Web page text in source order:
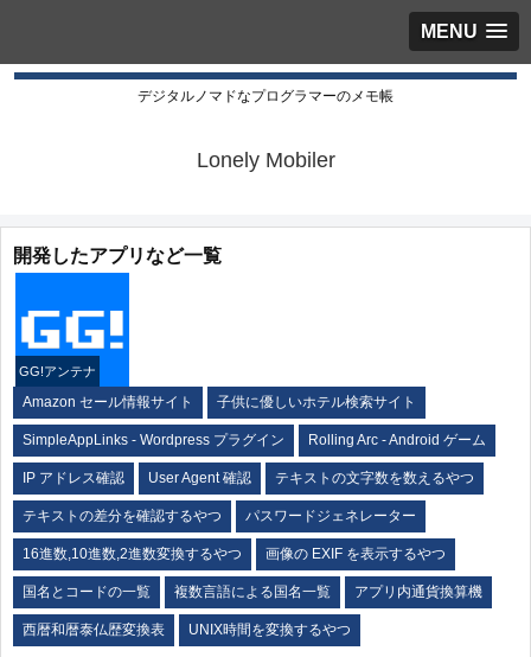
MENU
デジタルノマドなプログラマーのメモ帳
Lonely Mobiler
開発したアプリなど一覧
GG!アンテナ
Amazon セール情報サイト 子供に優しいホテル検索サイト
SimpleAppLinks - Wordpress プラグイン Rolling Arc - Android ゲーム
IP アドレス確認 User Agent 確認 テキストの文字数を数えるやつ
テキストの差分を確認するやつ パスワードジェネレーター
16進数,10進数,2進数変換するやつ 画像の EXIF を表示するやつ
国名とコードの一覧 複数言語による国名一覧 アプリ内通貨換算機
西暦和暦泰仏歴変換表 UNIX時間を変換するやつ